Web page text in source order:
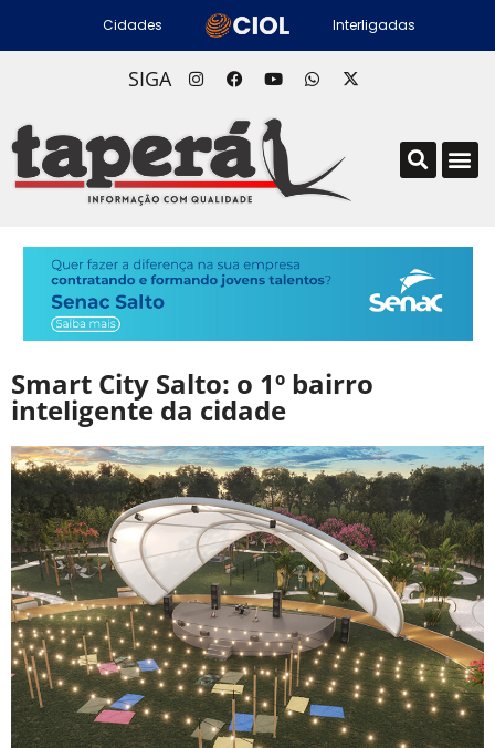
Cidades Interligadas
SIGA
Smart City Salto: o 1º bairro
inteligente da cidade